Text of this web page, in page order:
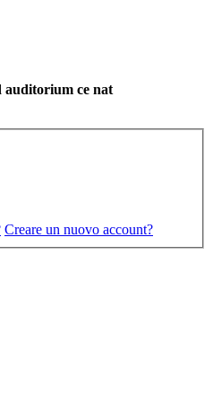
auditorium ce nat
Creare un nuovo account?